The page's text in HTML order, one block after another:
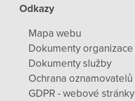
Odkazy
Mapa webu
Dokumenty organizace
Dokumenty služby
Ochrana oznamovatelů
GDPR - webové stránky